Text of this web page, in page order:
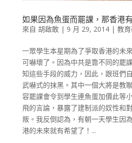
如果因為魚蛋而罷課，那香港
來自 胡啟敢| 9 月 29, 2014| 教
一眾學生本星期為了爭取香港的未
可嚇壞了。因為中共是靠不同的罷
知這些手段的威力，因此，跟班們
武嚇式的抹黑。其中一個大將是教
容罷課會令到學生連魚蛋加價此等
飛的言論，暴露了建制派的奴性和
叛。我反倒認為，有朝一天學生因
港的未來就有希望了！...